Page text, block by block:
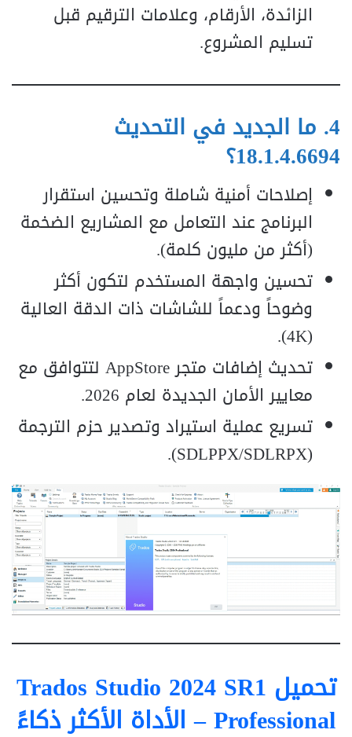
الزائدة، الأرقام، وعلامات الترقيم قبل
تسليم المشروع.
4. ما الجديد في التحديث
18.1.4.6694؟
إصلاحات أمنية شاملة وتحسين استقرار
البرنامج عند التعامل مع المشاريع الضخمة
(أكثر من مليون كلمة).
تحسين واجهة المستخدم لتكون أكثر
وضوحاً ودعماً للشاشات ذات الدقة العالية
(4K).
تحديث إضافات متجر AppStore لتتوافق مع
معايير الأمان الجديدة لعام 2026.
تسريع عملية استيراد وتصدير حزم الترجمة
(SDLPPX/SDLRPX).
تحميل Trados Studio 2024 SR1
Professional – الأداة الأكثر ذكاءً